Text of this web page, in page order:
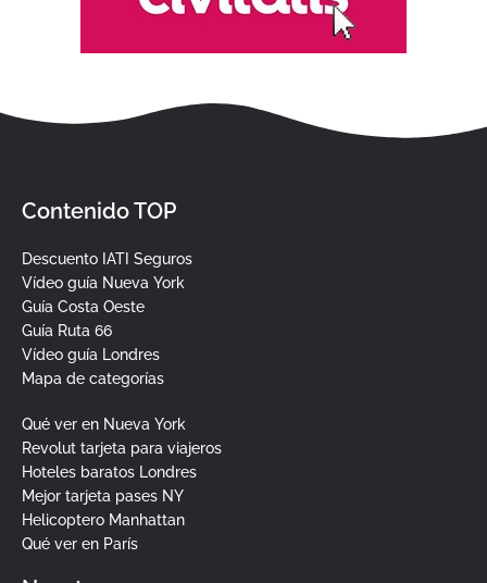
Contenido TOP
Descuento IATI Seguros
Vídeo guía Nueva York
Guía Costa Oeste
Guía Ruta 66
Vídeo guía Londres
Mapa de categorías
Qué ver en Nueva York
Revolut tarjeta para viajeros
Hoteles baratos Londres
Mejor tarjeta pases NY
Helicoptero Manhattan
Qué ver en París